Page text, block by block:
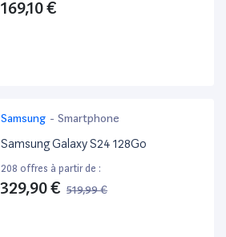
169,10 €
Samsung - Smartphone
Samsung Galaxy S24 128Go
208 offres à partir de :
329,90 € 519,99 €